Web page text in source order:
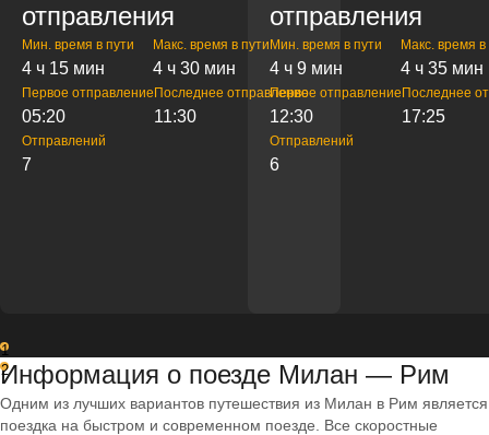
отправления
Мин. время в пути
4 ч 15 мин
Макс. время в пути
4 ч 30 мин
Первое отправление
05:20
Последнее отправление
11:30
Отправлений
7
отправления
Мин. время в пути
4 ч 9 мин
Макс. время в
4 ч 35 мин
Первое отправление
12:30
Последнее
17:25
Отправлений
6
1
2
Информация о поезде Милан — Рим
Одним из лучших вариантов путешествия из Милан в Рим является
поездка на быстром и современном поезде. Все скоростные